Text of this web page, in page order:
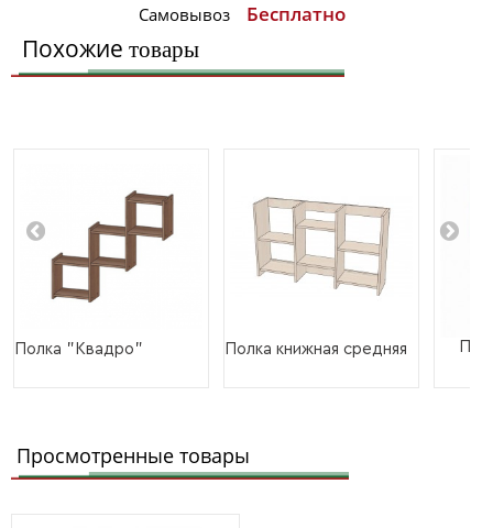
Самовывоз Бесплатно
Похожие товары
Полка "Квадро" Полка книжная средняя
Просмотренные товары